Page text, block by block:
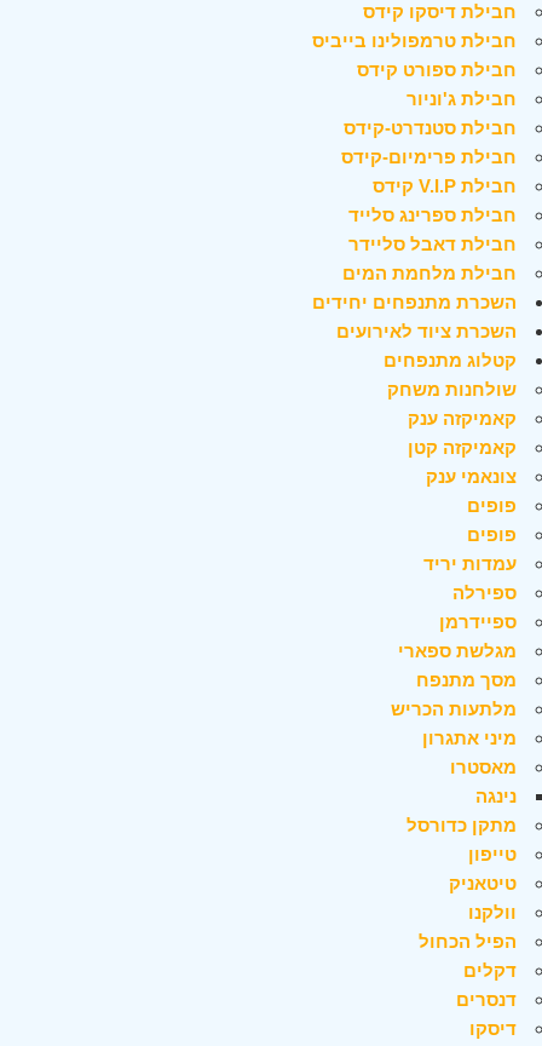
חבילת דיסקו קידס
חבילת טרמפולינו בייביס
חבילת ספורט קידס
חבילת ג'וניור
חבילת סטנדרט-קידס
חבילת פרימיום-קידס
חבילת V.I.P קידס
חבילת ספרינג סלייד
חבילת דאבל סליידר
חבילת מלחמת המים
השכרת מתנפחים יחידים
השכרת ציוד לאירועים
קטלוג מתנפחים
שולחנות משחק
קאמיקזה ענק
קאמיקזה קטן
צונאמי ענק
פופים
פופים
עמדות יריד
ספירלה
ספיידרמן
מגלשת ספארי
מסך מתנפח
מלתעות הכריש
מיני אתגרון
מאסטרו
נינגה
מתקן כדורסל
טייפון
טיטאניק
וולקנו
הפיל הכחול
דקלים
דנסרים
דיסקו